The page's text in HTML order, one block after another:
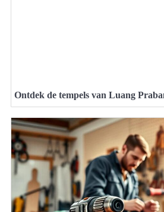
Ontdek de tempels van Luang